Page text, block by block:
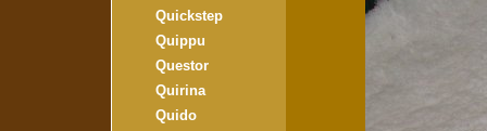
Quickstep
Quippu
Questor
Quirina
Quido